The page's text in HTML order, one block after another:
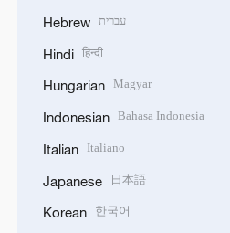
Hebrew עברית
Hindi हिन्दी
Hungarian Magyar
Indonesian Bahasa Indonesia
Italian Italiano
Japanese 日本語
Korean 한국어